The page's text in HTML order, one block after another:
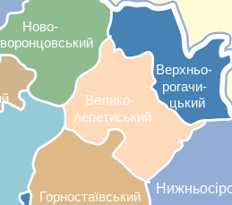
Верхньо-
рогачи-
цький
Ново-
воронцовський
Велико-
лепетиський
Горностаївський